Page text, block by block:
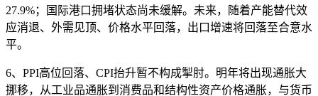
27.9%；国际港口拥堵状态尚未缓解。未来，随着产能替代效
应消退、外需见顶、价格水平回落，出口增速将回落至合意水
平。
6、PPI高位回落、CPI抬升暂不构成掣肘。明年将出现通胀大
挪移，从工业品通胀到消费品和结构性资产价格通胀，与货币